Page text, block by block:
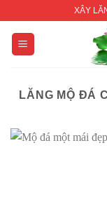
content
XÂY
LĂNG MỘ ĐÁ